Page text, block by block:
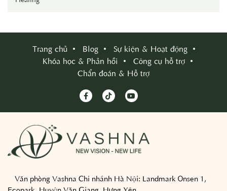
Trang chủ Blog
Sự kiện & Hoạt động
Khóa học & Phản hồi
Công cụ hỗ trợ
Chẩn đoán & Hỗ trợ
Văn phòng Vashna Chi nhánh Hà Nội: Landmark Onsen 1,